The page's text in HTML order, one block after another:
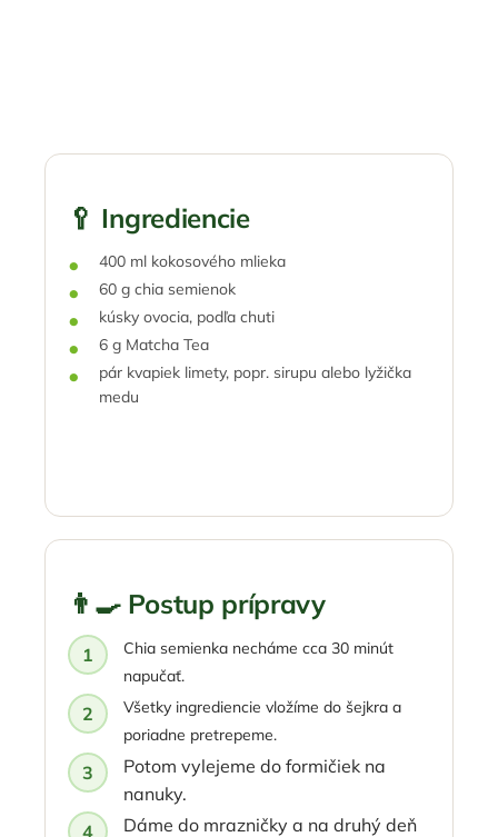
🥄 Ingrediencie
400 ml kokosového mlieka
60 g chia semienok
kúsky ovocia, podľa chuti
6 g Matcha Tea
pár kvapiek limety, popr. sirupu alebo lyžička
medu
👨‍🍳 Postup prípravy
Chia semienka necháme cca 30 minút
napučať.
Všetky ingrediencie vložíme do šejkra a
poriadne pretrepeme.
Potom vylejeme do formičiek na
nanuky.
Dáme do mrazničky a na druhý deň